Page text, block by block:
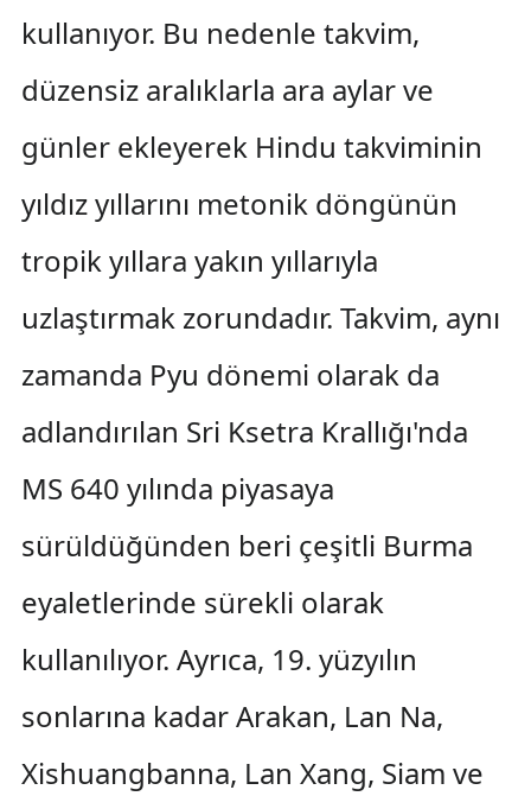
kullanıyor. Bu nedenle takvim,
düzensiz aralıklarla ara aylar ve
günler ekleyerek Hindu takviminin
yıldız yıllarını metonik döngünün
tropik yıllara yakın yıllarıyla
uzlaştırmak zorundadır. Takvim, aynı
zamanda Pyu dönemi olarak da
adlandırılan Sri Ksetra Krallığı'nda
MS 640 yılında piyasaya
sürüldüğünden beri çeşitli Burma
eyaletlerinde sürekli olarak
kullanılıyor. Ayrıca, 19. yüzyılın
sonlarına kadar Arakan, Lan Na,
Xishuangbanna, Lan Xang, Siam ve